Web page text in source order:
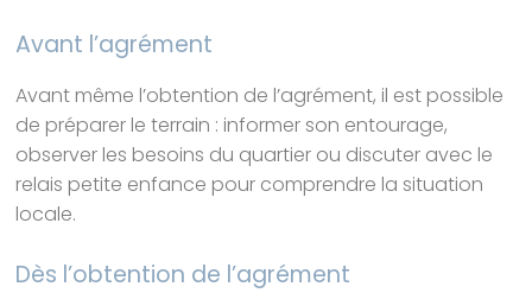
Avant l’agrément
Avant même l’obtention de l’agrément, il est possible
de préparer le terrain : informer son entourage,
observer les besoins du quartier ou discuter avec le
relais petite enfance pour comprendre la situation
locale.
Dès l’obtention de l’agrément